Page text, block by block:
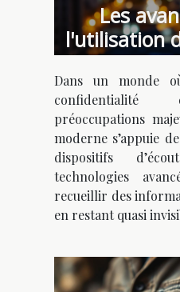
Les
l'utilisation
d'écoute
Dans un monde
confidentialité
préoccupations
moderne s’appuie
dispositifs
technologies
recueillir des
en restant quasi